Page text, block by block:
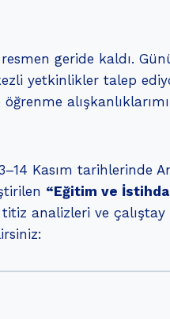
geride kaldı.
yetkinlikler talep
Kasım tarihlerinde
“Eğitim ve
analizleri ve çalıştay